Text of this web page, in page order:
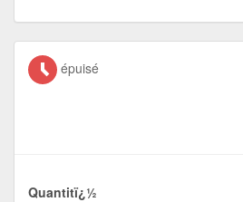
épuisé
Quantitï¿½